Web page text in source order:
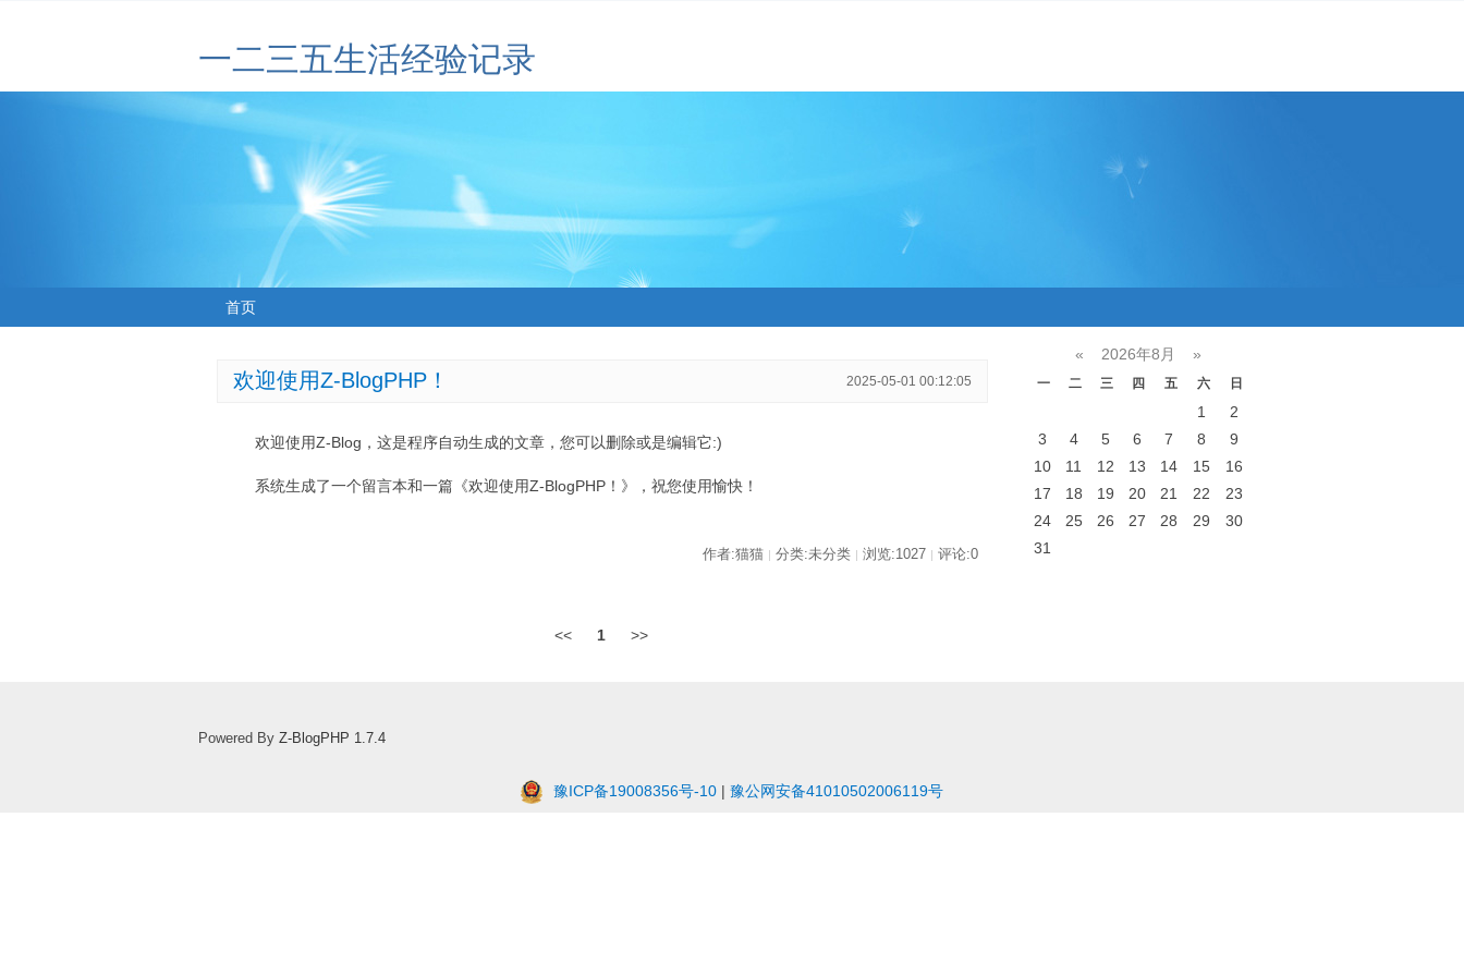
一二三五生活经验记录
首页
欢迎使用Z-BlogPHP！ 2025-05-01 00:12:05
欢迎使用Z-Blog，这是程序自动生成的文章，您可以删除或是编辑它:)
系统生成了一个留言本和一篇《欢迎使用Z-BlogPHP！》，祝您使用愉快！
作者:猫猫 | 分类:未分类 | 浏览:1027 | 评论:0
<< 1 >>
« 2026年8月 »
一 二 三 四 五 六 日
1
2
3
4 5 6 7 8
9
10
11 12 13 14 15
16
17
18 19 20 21 22
23
24
25 26 27 28 29
30
31
Powered By Z-BlogPHP 1.7.4
豫ICP备19008356号-10 | 豫公网安备41010502006119号